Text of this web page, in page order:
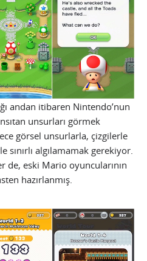
andan itibaren Nintendo’nun
unsurları görmek
görsel unsurlarla, çizgilerle
sınırlı algılamamak gerekiyor.
de, eski Mario oyuncularının
hazırlanmış.